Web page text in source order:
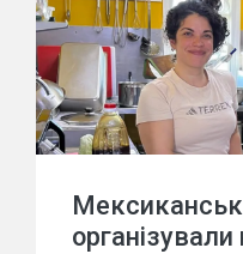
організували